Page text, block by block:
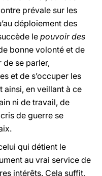
prévale sur les
déploiement des
le pouvoir des
bonne volonté et de
de se parler,
et de s’occuper les
ainsi, en veillant à ce
ni de travail, de
de guerre se
qui détient le
au vrai service de
intérêts. Cela suffit,